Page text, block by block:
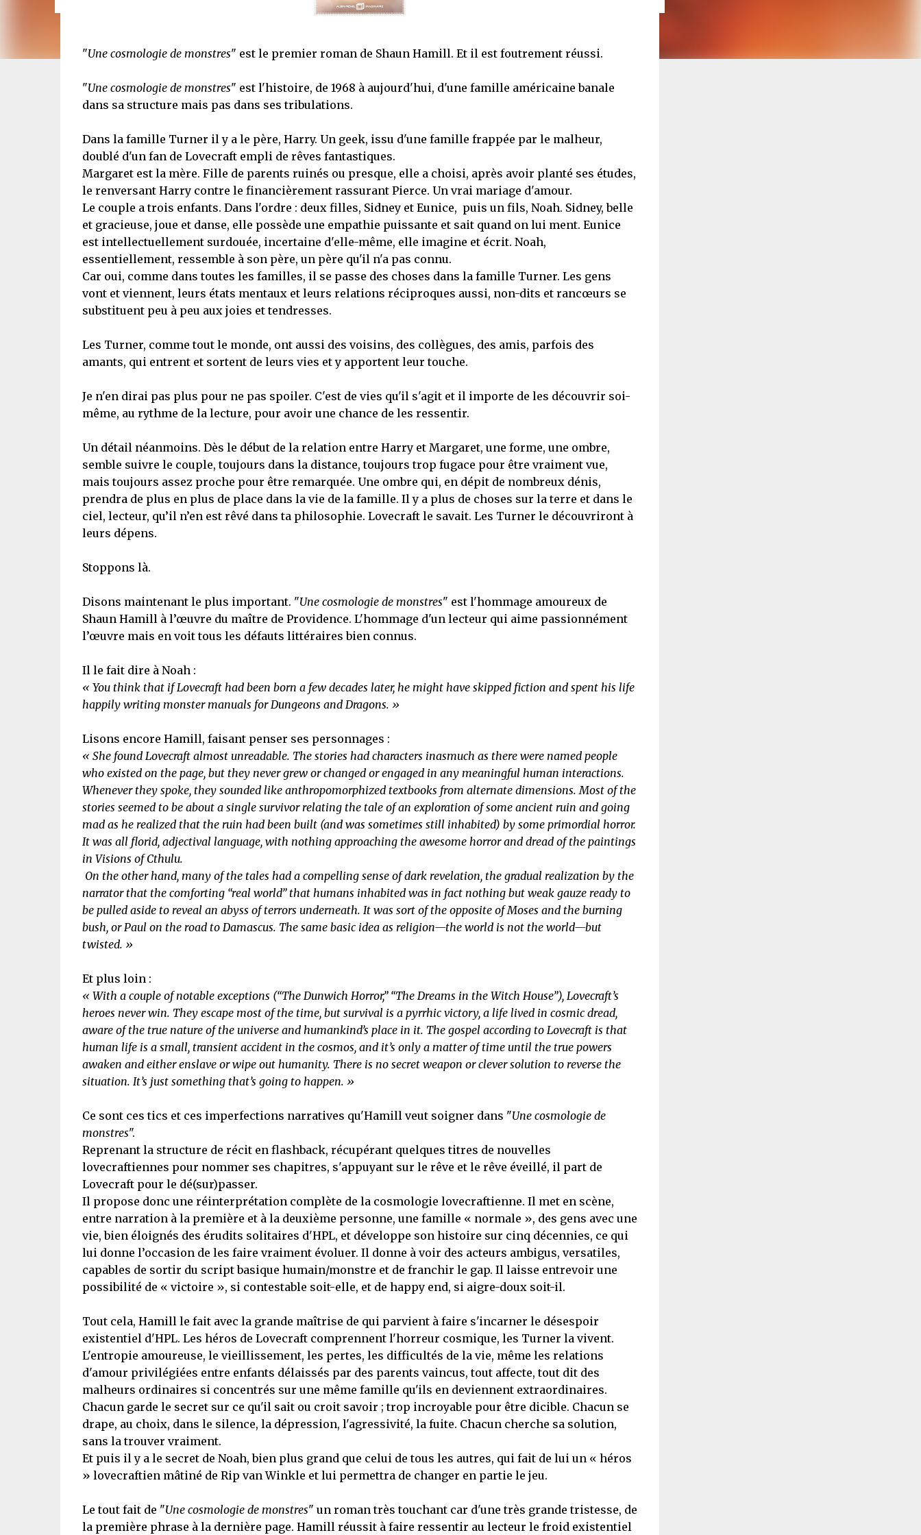
"Une cosmologie de monstres" est le premier roman de Shaun Hamill. Et il est foutrement réussi.
"Une cosmologie de monstres" est l'histoire, de 1968 à aujourd'hui, d'une famille américaine banale
dans sa structure mais pas dans ses tribulations.
Dans la famille Turner il y a le père, Harry. Un geek, issu d'une famille frappée par le malheur,
doublé d'un fan de Lovecraft empli de rêves fantastiques.
Margaret est la mère. Fille de parents ruinés ou presque, elle a choisi, après avoir planté ses études,
le renversant Harry contre le financièrement rassurant Pierce. Un vrai mariage d'amour.
Le couple a trois enfants. Dans l'ordre : deux filles, Sidney et Eunice, puis un fils, Noah. Sidney, belle
et gracieuse, joue et danse, elle possède une empathie puissante et sait quand on lui ment. Eunice
est intellectuellement surdouée, incertaine d'elle-même, elle imagine et écrit. Noah,
essentiellement, ressemble à son père, un père qu'il n'a pas connu.
Car oui, comme dans toutes les familles, il se passe des choses dans la famille Turner. Les gens
vont et viennent, leurs états mentaux et leurs relations réciproques aussi, non-dits et rancœurs se
substituent peu à peu aux joies et tendresses.
Les Turner, comme tout le monde, ont aussi des voisins, des collègues, des amis, parfois des
amants, qui entrent et sortent de leurs vies et y apportent leur touche.
Je n'en dirai pas plus pour ne pas spoiler. C'est de vies qu'il s'agit et il importe de les découvrir soi-
même, au rythme de la lecture, pour avoir une chance de les ressentir.
Un détail néanmoins. Dès le début de la relation entre Harry et Margaret, une forme, une ombre,
semble suivre le couple, toujours dans la distance, toujours trop fugace pour être vraiment vue,
mais toujours assez proche pour être remarquée. Une ombre qui, en dépit de nombreux dénis,
prendra de plus en plus de place dans la vie de la famille. Il y a plus de choses sur la terre et dans le
ciel, lecteur, qu’il n’en est rêvé dans ta philosophie. Lovecraft le savait. Les Turner le découvriront à
leurs dépens.
Stoppons là.
Disons maintenant le plus important. "Une cosmologie de monstres" est l'hommage amoureux de
Shaun Hamill à l’œuvre du maître de Providence. L'hommage d'un lecteur qui aime passionnément
l’œuvre mais en voit tous les défauts littéraires bien connus.
Il le fait dire à Noah :
« You think that if Lovecraft had been born a few decades later, he might have skipped fiction and spent his life
happily writing monster manuals for Dungeons and Dragons. »
Lisons encore Hamill, faisant penser ses personnages :
« She found Lovecraft almost unreadable. The stories had characters inasmuch as there were named people
who existed on the page, but they never grew or changed or engaged in any meaningful human interactions.
Whenever they spoke, they sounded like anthropomorphized textbooks from alternate dimensions. Most of the
stories seemed to be about a single survivor relating the tale of an exploration of some ancient ruin and going
mad as he realized that the ruin had been built (and was sometimes still inhabited) by some primordial horror.
It was all florid, adjectival language, with nothing approaching the awesome horror and dread of the paintings
in Visions of Cthulu.
On the other hand, many of the tales had a compelling sense of dark revelation, the gradual realization by the
narrator that the comforting “real world” that humans inhabited was in fact nothing but weak gauze ready to
be pulled aside to reveal an abyss of terrors underneath. It was sort of the opposite of Moses and the burning
bush, or Paul on the road to Damascus. The same basic idea as religion—the world is not the world—but
twisted. »
Et plus loin :
« With a couple of notable exceptions (“The Dunwich Horror,” “The Dreams in the Witch House”), Lovecraft’s
heroes never win. They escape most of the time, but survival is a pyrrhic victory, a life lived in cosmic dread,
aware of the true nature of the universe and humankind’s place in it. The gospel according to Lovecraft is that
human life is a small, transient accident in the cosmos, and it’s only a matter of time until the true powers
awaken and either enslave or wipe out humanity. There is no secret weapon or clever solution to reverse the
situation. It’s just something that’s going to happen. »
Ce sont ces tics et ces imperfections narratives qu'Hamill veut soigner dans "Une cosmologie de
monstres".
Reprenant la structure de récit en flashback, récupérant quelques titres de nouvelles
lovecraftiennes pour nommer ses chapitres, s'appuyant sur le rêve et le rêve éveillé, il part de
Lovecraft pour le dé(sur)passer.
Il propose donc une réinterprétation complète de la cosmologie lovecraftienne. Il met en scène,
entre narration à la première et à la deuxième personne, une famille « normale », des gens avec une
vie, bien éloignés des érudits solitaires d'HPL, et développe son histoire sur cinq décennies, ce qui
lui donne l’occasion de les faire vraiment évoluer. Il donne à voir des acteurs ambigus, versatiles,
capables de sortir du script basique humain/monstre et de franchir le gap. Il laisse entrevoir une
possibilité de « victoire », si contestable soit-elle, et de happy end, si aigre-doux soit-il.
Tout cela, Hamill le fait avec la grande maîtrise de qui parvient à faire s'incarner le désespoir
existentiel d'HPL. Les héros de Lovecraft comprennent l'horreur cosmique, les Turner la vivent.
L'entropie amoureuse, le vieillissement, les pertes, les difficultés de la vie, même les relations
d'amour privilégiées entre enfants délaissés par des parents vaincus, tout affecte, tout dit des
malheurs ordinaires si concentrés sur une même famille qu'ils en deviennent extraordinaires.
Chacun garde le secret sur ce qu'il sait ou croit savoir ; trop incroyable pour être dicible. Chacun se
drape, au choix, dans le silence, la dépression, l'agressivité, la fuite. Chacun cherche sa solution,
sans la trouver vraiment.
Et puis il y a le secret de Noah, bien plus grand que celui de tous les autres, qui fait de lui un « héros
» lovecraftien mâtiné de Rip van Winkle et lui permettra de changer en partie le jeu.
Le tout fait de "Une cosmologie de monstres" un roman très touchant car d'une très grande tristesse, de
la première phrase à la dernière page. Hamill réussit à faire ressentir au lecteur le froid existentiel